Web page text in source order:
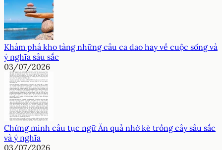
Khám phá kho tàng những câu ca dao hay về cuộc sống và
ý nghĩa sâu sắc
03/07/2026
Chứng minh câu tục ngữ Ăn quả nhớ kẻ trồng cây sâu sắc
và ý nghĩa
03/07/2026